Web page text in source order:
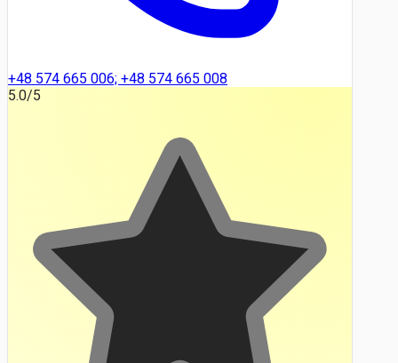
+48 574 665 006; +48 574 665 008
5.0/5